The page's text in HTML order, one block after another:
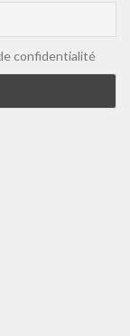
confidentialité